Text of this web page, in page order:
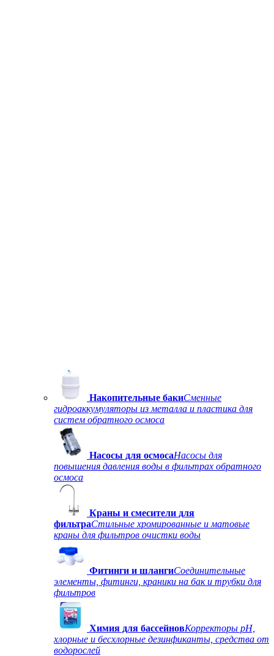
Накопительные бакиСменные
гидроаккумуляторы из металла и пластика для
систем обратного осмоса
Насосы для осмосаНасосы для
повышения давления воды в фильтрах обратного
осмоса
Краны и смесители для
фильтраСтильные хромированные и матовые
краны для фильтров очистки воды
Фитинги и шлангиСоединительные
элементы, фитинги, краники на бак и трубки для
фильтров
Химия для бассейновКорректоры рН,
хлорные и бесхлорные дезинфиканты, средства от
водорослей